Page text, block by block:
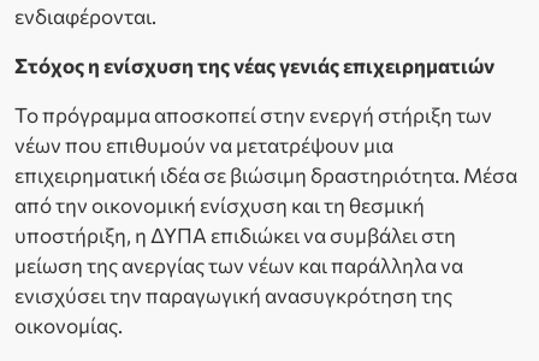
ενδιαφέρονται.
Στόχος η ενίσχυση της νέας γενιάς επιχειρηματιών
Το πρόγραμμα αποσκοπεί στην ενεργή στήριξη των
νέων που επιθυμούν να μετατρέψουν μια
επιχειρηματική ιδέα σε βιώσιμη δραστηριότητα. Μέσα
από την οικονομική ενίσχυση και τη θεσμική
υποστήριξη, η ΔΥΠΑ επιδιώκει να συμβάλει στη
μείωση της ανεργίας των νέων και παράλληλα να
ενισχύσει την παραγωγική ανασυγκρότηση της
οικονομίας.